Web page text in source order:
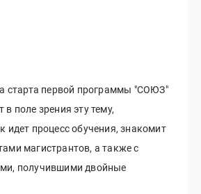
старта первой программы "СОЮЗ"
поле зрения эту тему,
идет процесс обучения, знакомит
магистрантов, а также с
получившими двойные